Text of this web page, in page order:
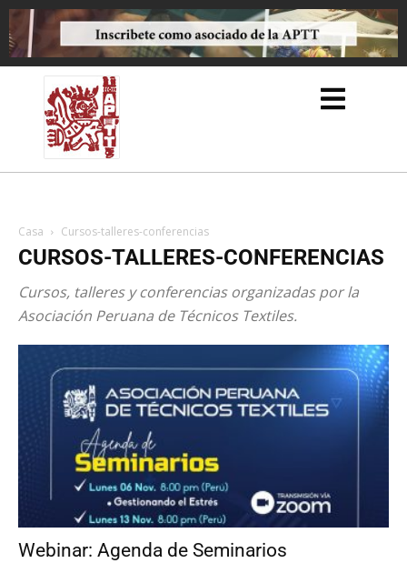
Casa Cursos-talleres-conferencias
CURSOS-TALLERES-CONFERENCIAS
Cursos, talleres y conferencias organizadas por la
Asociación Peruana de Técnicos Textiles.
Webinar: Agenda de Seminarios